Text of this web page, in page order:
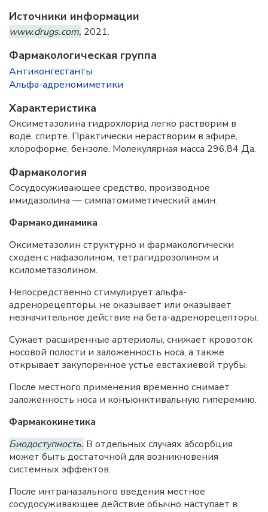
Источники информации
www.drugs.com, 2021.
Фармакологическая группа
Антиконгестанты
Альфа-адреномиметики
Характеристика
Оксиметазолина гидрохлорид легко растворим в
воде, спирте. Практически нерастворим в эфире,
хлороформе, бензоле. Молекулярная масса 296,84 Да.
Фармакология
Сосудосуживающее средство, производное
имидазолина — симпатомиметический амин.
Фармакодинамика
Оксиметазолин структурно и фармакологически
сходен с нафазолином, тетрагидрозолином и
ксилометазолином.
Непосредственно стимулирует альфа-
адренорецепторы, не оказывает или оказывает
незначительное действие на бета-адренорецепторы.
Сужает расширенные артериолы, снижает кровоток
носовой полости и заложенность носа, а также
открывает закупоренное устье евстахиевой трубы.
После местного применения временно снимает
заложенность носа и конъюнктивальную гиперемию.
Фармакокинетика
Биодоступность. В отдельных случаях абсорбция
может быть достаточной для возникновения
системных эффектов.
После интраназального введения местное
сосудосуживающее действие обычно наступает в